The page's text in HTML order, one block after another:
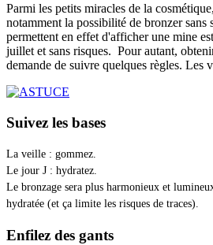
Parmi les petits miracles de la
notamment la possibilité de bronzer sans
permettent en effet d'afficher une mine
juillet et sans risques. Pour autant,
demande de suivre quelques règles. Les
Suivez les bases
La veille : gommez.
Le jour J : hydratez.
Le bronzage sera plus harmonieux et
hydratée (et ça limite les risques de traces).
Enfilez des gants